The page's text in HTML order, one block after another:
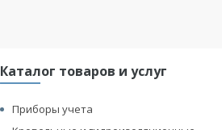
Каталог товаров и услуг
Приборы учета